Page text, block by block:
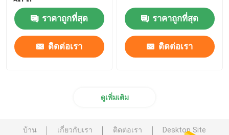
ราคาถูกที่สุด
ติดต่อเรา
ราคาถูกที่สุด
ติดต่อเรา
ดูเพิ่มเติม
บ้าน เกี่ยวกับเรา ติดต่อเรา Desktop Site